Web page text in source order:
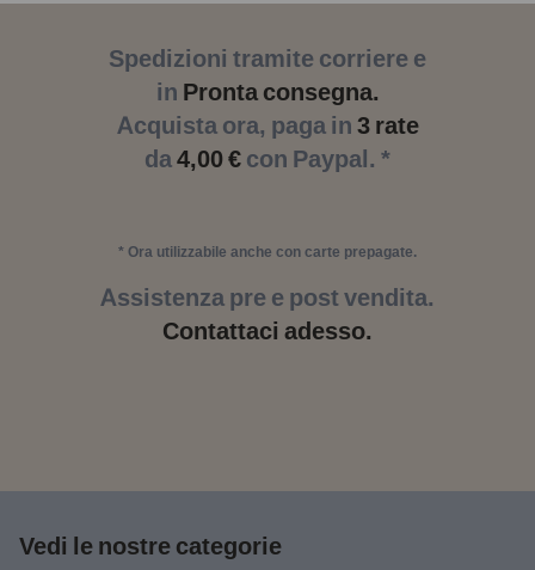
Spedizioni tramite corriere e
in Pronta consegna.
Acquista ora, paga in 3 rate
da4,00 € con Paypal. *
* Ora utilizzabile anche con carte prepagate.
Assistenza pre e post vendita.
Contattaci adesso.
Vedi le nostre categorie